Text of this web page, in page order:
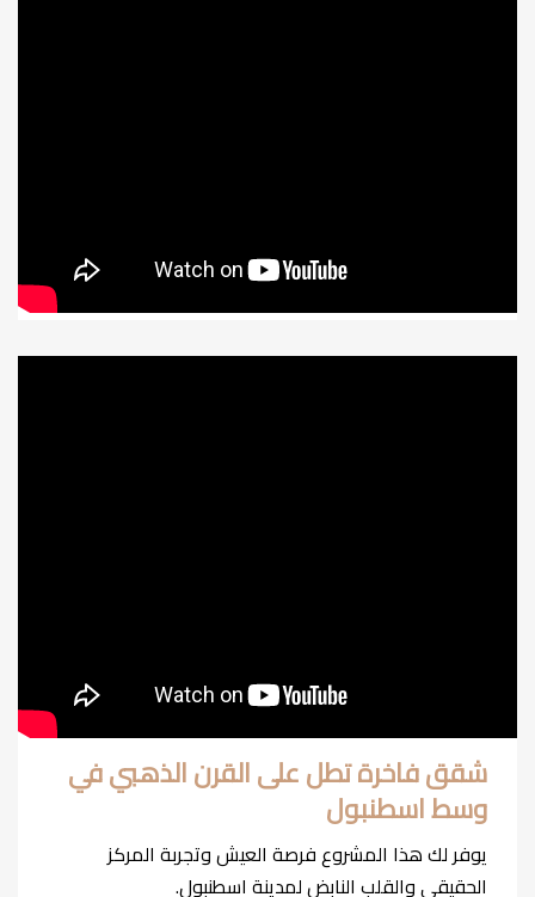
شقق فاخرة تطل على القرن الذهبي في
وسط اسطنبول
يوفر لك هذا المشروع فرصة العيش وتجربة المركز
الحقيقي والقلب النابض لمدينة اسطنبول.